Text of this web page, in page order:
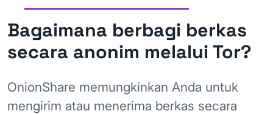
Bagaimana berbagi berkas
secara anonim melalui Tor?
OnionShare memungkinkan Anda untuk
mengirim atau menerima berkas secara